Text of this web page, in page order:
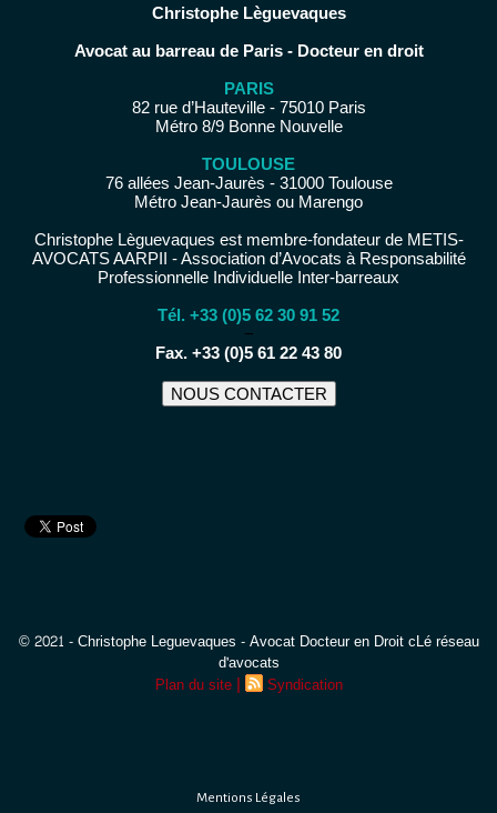
Christophe Lèguevaques
Avocat au barreau de Paris - Docteur en droit
PARIS
82 rue d’Hauteville - 75010 Paris
Métro 8/9 Bonne Nouvelle
TOULOUSE
76 allées Jean-Jaurès - 31000 Toulouse
Métro Jean-Jaurès ou Marengo
Christophe Lèguevaques est membre-fondateur de METIS-
AVOCATS AARPII - Association d’Avocats à Responsabilité
Professionnelle Individuelle Inter-barreaux
Tél. +33 (0)5 62 30 91 52
−
Fax. +33 (0)5 61 22 43 80
NOUS CONTACTER
© 2021 - Christophe Leguevaques - Avocat Docteur en Droit cLé réseau
d'avocats
Plan du site | Syndication
Mentions Légales